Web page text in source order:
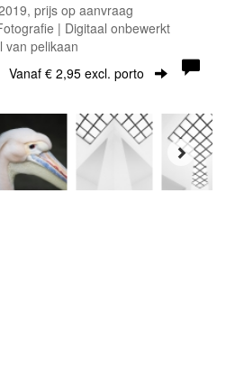
prijs op aanvraag
| Digitaal onbewerkt
van pelikaan
Vanaf € 2,95 excl. porto